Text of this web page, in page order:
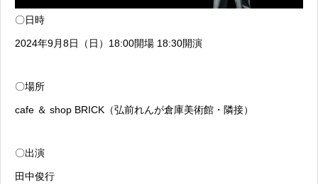
〇日時
2024年9月8日（日）18:00開場 18:30開演
〇場所
cafe ＆ shop BRICK（弘前れんが倉庫美術館・隣接）
〇出演
田中俊行